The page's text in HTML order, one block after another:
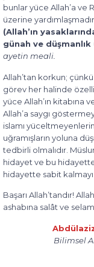
bunlar yüce Allah’a ve
üzerine
(Allah’ın
günah ve düşmanlık
ayetin meali.
Allah’tan korkun; çünkü
görev her halinde
yüce Allah’ın kitabına
Allah’a saygı
islamı
uğramışların yoluna
tedbirli olmalıdır.
hidayet ve bu
hidayette sabit
Başarı Allah’tandır!
ashabına salât ve
Bilimsel